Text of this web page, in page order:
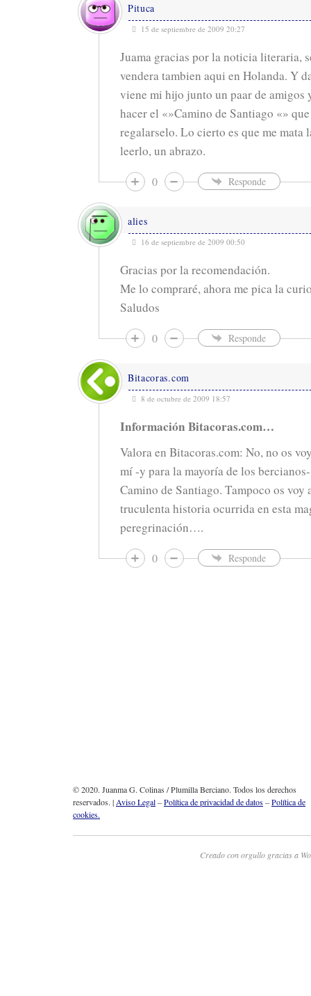
Pituca
15 de septiembre de 2009 20:27
Juama gracias por la noticia literaria,
vendera tambien aqui en Holanda. Y
viene mi hijo junto un paar de amigos
hacer el «»Camino de Santiago «»
regalarselo. Lo cierto es que me mata
leerlo, un abrazo.
0 Responde
alies
16 de septiembre de 2009 00:50
Gracias por la recomendación.
Me lo compraré, ahora me pica la
Saludos
0 Responde
Bitacoras.com
8 de octubre de 2009 18:57
Información Bitacoras.com…
Valora en Bitacoras.com: No, no os
mí -y para la mayoría de los
Camino de Santiago. Tampoco os voy
truculenta historia ocurrida en esta
peregrinación….
0 Responde
© 2020. Juanma G. Colinas / Plumilla Berciano. Todos los derechos
reservados. |Aviso Legal–Política de privacidad de datos–Política de
cookies.
Creado con orgullo gracias a